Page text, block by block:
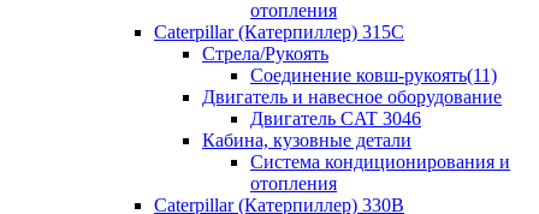
отопления
Caterpillar (Катерпиллер) 315C
Стрела/Рукоять
Соединение ковш-рукоять(11)
Двигатель и навесное оборудование
Двигатель CAT 3046
Кабина, кузовные детали
Система кондиционирования и
отопления
Caterpillar (Катерпиллер) 330B